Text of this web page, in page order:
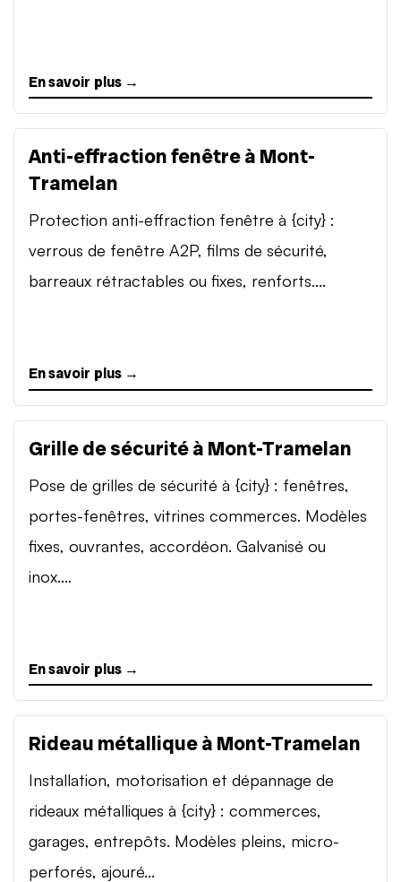
En savoir plus →
Anti-effraction fenêtre à Mont-
Tramelan
Protection anti-effraction fenêtre à {city} :
verrous de fenêtre A2P, films de sécurité,
barreaux rétractables ou fixes, renforts....
En savoir plus →
Grille de sécurité à Mont-Tramelan
Pose de grilles de sécurité à {city} : fenêtres,
portes-fenêtres, vitrines commerces. Modèles
fixes, ouvrantes, accordéon. Galvanisé ou
inox....
En savoir plus →
Rideau métallique à Mont-Tramelan
Installation, motorisation et dépannage de
rideaux métalliques à {city} : commerces,
garages, entrepôts. Modèles pleins, micro-
perforés, ajouré...